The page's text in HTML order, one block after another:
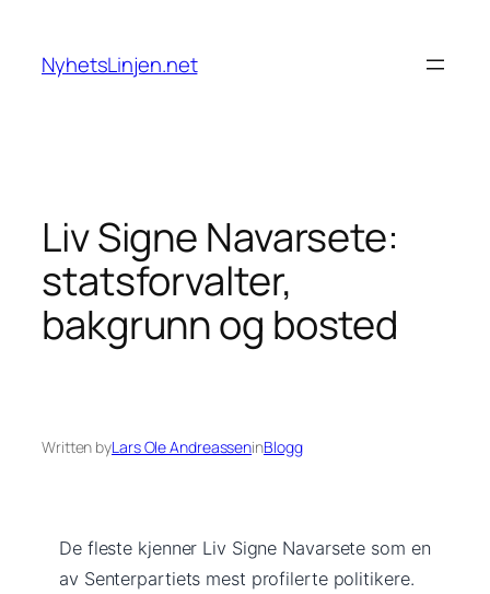
content
NyhetsLinjen.net
Liv Signe Navarsete:
statsforvalter,
bakgrunn og bosted
Written byLars Ole AndreasseninBlogg
De fleste kjenner Liv Signe Navarsete som en
av Senterpartiets mest profilerte politikere.